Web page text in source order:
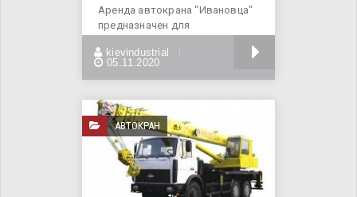
Аренда автокрана "Ивановца"
предназначен для
работ и строительно -
kievindustrial
05.11.2020
АВТОКРАН